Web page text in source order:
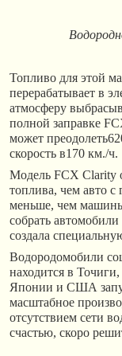
Топливо для этой
перерабатывает в
атмосферу
полной заправке
может
скорость в170 км./ч.
Модель FCX Clarity
топлива, чем авто
меньше, чем
собрать
создала
Водородомобили
находится в
Японии и США
масштабное
отсутствием сети
счастью, скоро